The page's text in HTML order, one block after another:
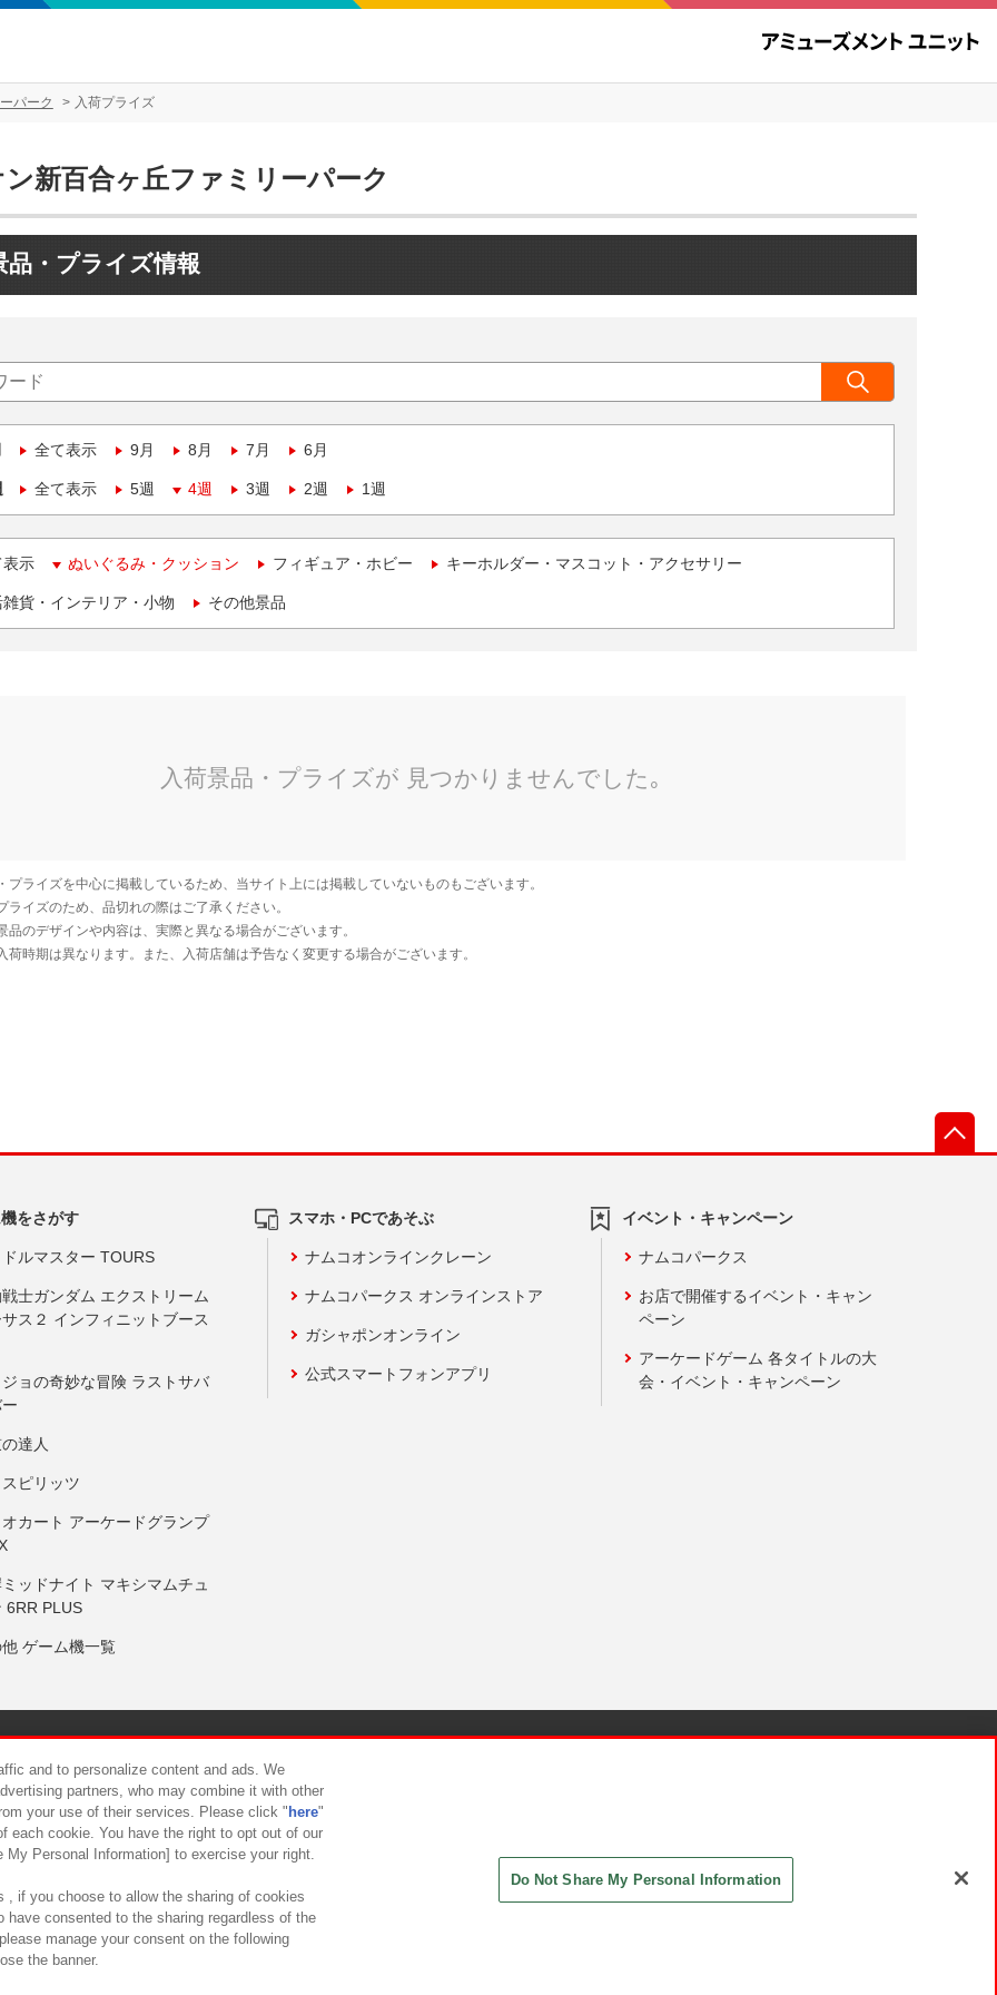
パーク 入荷プライズ
新百合ヶ丘ファミリーパーク
品・プライズ情報
全て表示 9月 8月 7月 6月
全て表示 5週 4週 3週 2週 1週
表示 ぬいぐるみ・クッション フィギュア・ホビー キーホルダー・マスコット・アクセサリー
貨・インテリア・小物 その他景品
をさがす
ルマスター TOURS
士ガンダム エクストリーム
ス２ インフィニットブース
ョの奇妙な冒険 ラストサバ
達人
ピリッツ
カート アーケードグランプ
ッドナイト マキシマムチュ
6RR PLUS
ゲーム機一覧
スマホ・PCであそぶ
ナムコオンラインクレーン
ナムコパークス オンラインストア
ガシャポンオンライン
公式スマートフォンアプリ
イベント・キャンペーン
ナムコパークス
お店で開催するイベント・キャン
ペーン
アーケードゲーム 各タイトルの大
会・イベント・キャンペーン
について カスタマーハラスメント対応方針
and to personalize content and ads. We
partners, who may combine it with other
your use of their services. Please click " here"
each cookie. You have the right to opt out of our
Personal Information] to exercise your right.
, if you choose to allow the sharing of cookies
have consented to the sharing regardless of the
manage your consent on the following
the banner.
Do Not Share My Personal Information